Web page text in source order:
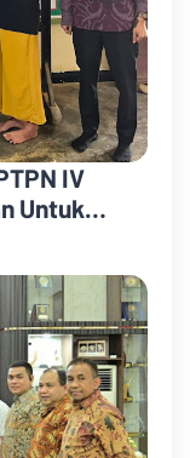
Untuk